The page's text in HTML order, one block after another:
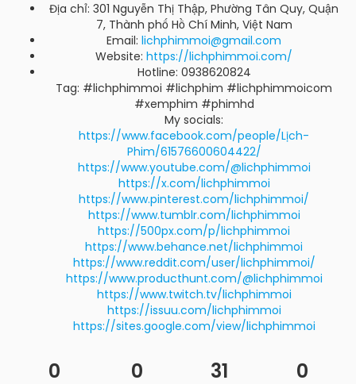
Địa chỉ: 301 Nguyễn Thị Thập, Phường Tân Quy, Quận
7, Thành phố Hồ Chí Minh, Việt Nam
Email: lichphimmoi@gmail.com
Website: https://lichphimmoi.com/
Hotline: 0938620824
Tag: #lichphimmoi #lichphim #lichphimmoicom
#xemphim #phimhd
My socials:
https://www.facebook.com/people/Lịch-
Phim/61576600604422/
https://www.youtube.com/@lichphimmoi
https://x.com/lichphimmoi
https://www.pinterest.com/lichphimmoi/
https://www.tumblr.com/lichphimmoi
https://500px.com/p/lichphimmoi
https://www.behance.net/lichphimmoi
https://www.reddit.com/user/lichphimmoi/
https://www.producthunt.com/@lichphimmoi
https://www.twitch.tv/lichphimmoi
https://issuu.com/lichphimmoi
https://sites.google.com/view/lichphimmoi
0 0 31 0